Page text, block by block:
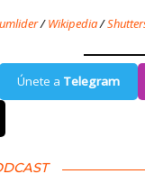
/Wikipedia/
Únete a Telegram